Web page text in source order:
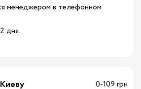
менеджером в телефонном
дня.
0-109 грн